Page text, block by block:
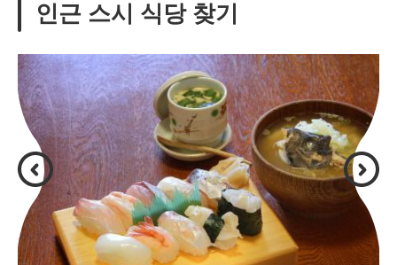
인근 스시 식당 찾기